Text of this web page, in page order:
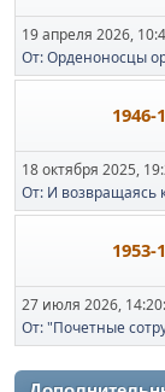
19 апреля 2026,
От: Орденоносцы
18 октября 2025,
От: И возвращаясь
27 июля 2026,
От: "Почетные